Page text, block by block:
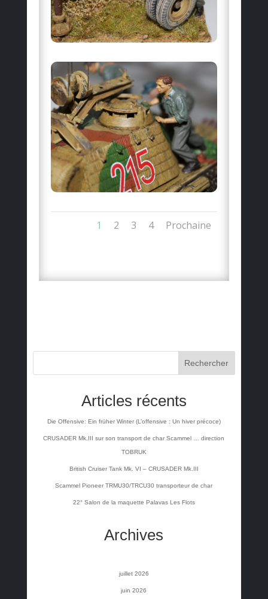
1 2 3 4 Prochaine
Rechercher
Articles récents
Die Offensive: Ein früher Winter (L’offensive : Un hiver précoce)
CRUSADER Mk.III sur son transport de char Scammel … direction
TOBRUK
British Cruiser Tank Mk. VI – CRUSADER Mk.III
Scammel Pioneer TRMU30/TRCU30 transporteur de char
22° Salon de la maquette Palavas Les Flots
Archives
juillet 2026
juin 2026